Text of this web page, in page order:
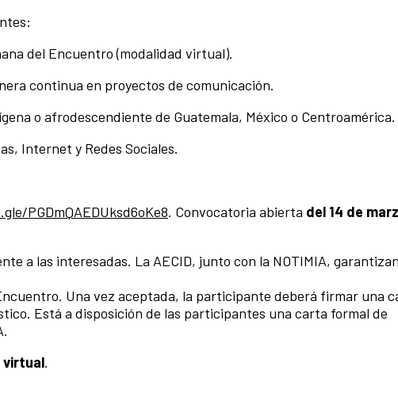
del Encuentro (modalidad virtual).
continua en proyectos de comunicación.
o afrodescendiente de Guatemala, México o Centroamérica.
Internet y Redes Sociales.
PGDmQAEDUksd6oKe8. Convocatoria abierta del 14 de
a las interesadas. La AECID, junto con la NOTIMIA,
Una vez aceptada, la participante deberá firmar una
Está a disposición de las participantes una carta formal de
virtual.